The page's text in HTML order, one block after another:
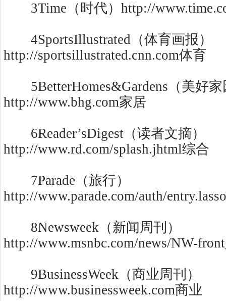
3Time（时代）http://
4SportsIllustrated（体育画报）
http://sportsillustrated.cnn.com体育
5BetterHomes&Gardens（美好家
http://www.bhg.com家居
6Reader’sDigest（读者文摘）
http://www.rd.com/splash.jhtml综合
7Parade（旅行）
http://www.parade.com/auth/
8Newsweek（新闻周刊）
http://www.msnbc.com/news/NW-
9BusinessWeek（商业周刊）
http://www.businessweek.com商业